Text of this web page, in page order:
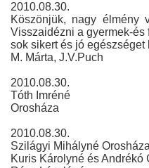
2010.08.30.
Köszönjük, nagy élmény
Visszaidézni a gyermek-és
sok sikert és jó egészséget
M. Márta, J.V.Puch
2010.08.30.
Tóth Imréné
Orosháza
2010.08.30.
Szilágyi Mihályné
Kuris Károlyné és Andrékó